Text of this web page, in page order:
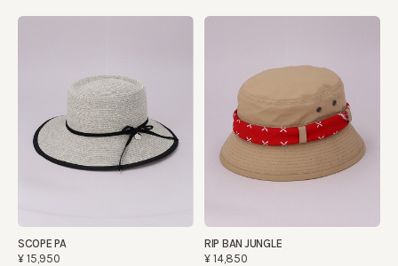
SCOPE PA
¥15,950
RIP BAN JUNGLE
¥14,850